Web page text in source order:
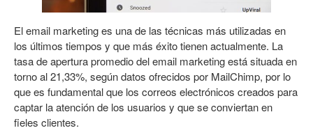
El email marketing es una de las técnicas más utilizadas en
los últimos tiempos y que más éxito tienen actualmente. La
tasa de apertura promedio del email marketing está situada en
torno al 21,33%, según datos ofrecidos por MailChimp, por lo
que es fundamental que los correos electrónicos creados para
captar la atención de los usuarios y que se conviertan en
fieles clientes.